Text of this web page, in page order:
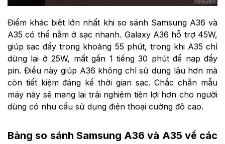
Điểm khác biệt lớn nhất khi so sánh Samsung A36 và
A35 có thể nằm ở sạc nhanh. Galaxy A36 hỗ trợ 45W,
giúp sạc đầy trong khoảng 55 phút, trong khi A35 chỉ
dừng lại ở 25W, mất gần 1 tiếng 30 phút để nạp đầy
pin. Điều này giúp A36 không chỉ sử dụng lâu hơn mà
còn tiết kiệm đáng kể thời gian sạc. Chắc chắn mẫu
máy này sẽ mang lại trải nghiệm tiện lợi hơn cho người
dùng có nhu cầu sử dụng điện thoại cường độ cao.
Bảng so sánh Samsung A36 và A35 về các